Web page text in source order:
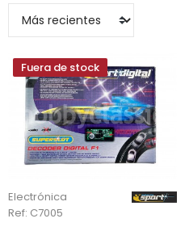
Fuera de stock
Electrónica
Ref: C7005